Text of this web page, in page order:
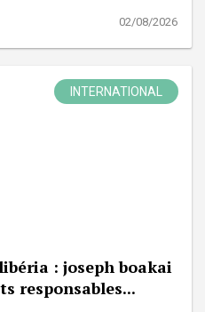
02/08/2026
INTERNATIONAL
: joseph boakai
responsables...